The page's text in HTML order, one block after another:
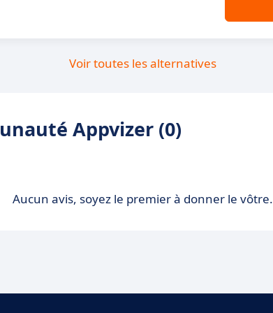
Voir toutes les alternatives
Appvizer (0)
Aucun avis, soyez le premier à donner le vôtre.